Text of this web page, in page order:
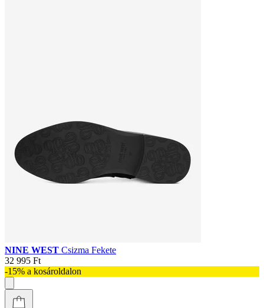
NINE WEST Csizma Fekete
32 995 Ft
-15% a kosároldalon